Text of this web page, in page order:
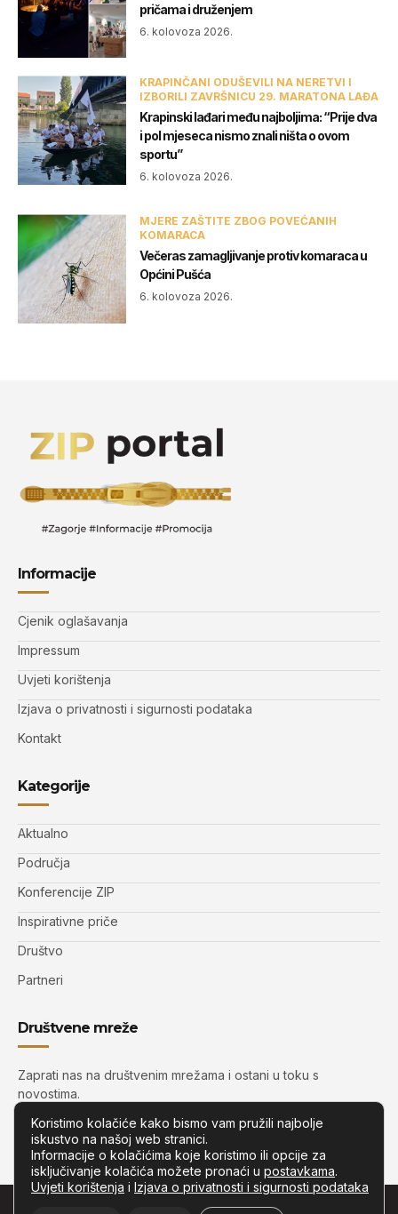
pričama i druženjem
6. kolovoza 2026.
KRAPINČANI ODUŠEVILI NA NERETVI I
IZBORILI ZAVRŠNICU 29. MARATONA LAĐA
Krapinski lađari među najboljima: “Prije dva
i pol mjeseca nismo znali ništa o ovom
sportu”
6. kolovoza 2026.
MJERE ZAŠTITE ZBOG POVEĆANIH
KOMARACA
Večeras zamagljivanje protiv komaraca u
Općini Pušća
6. kolovoza 2026.
Informacije
Cjenik oglašavanja
Impressum
Uvjeti korištenja
Izjava o privatnosti i sigurnosti podataka
Kontakt
Kategorije
Aktualno
Područja
Konferencije ZIP
Inspirativne priče
Društvo
Partneri
Društvene mreže
Zaprati nas na društvenim mrežama i ostani u toku s
novostima.
Zip.com.hr– Sva prava pridržana.
Koristimo kolačiće kako bismo vam pružili najbolje
iskustvo na našoj web stranici.
Informacije o kolačićima koje koristimo ili opcije za
isključivanje kolačića možete pronaći u postavkama.
Uvjeti korištenja i Izjava o privatnosti i sigurnosti podataka